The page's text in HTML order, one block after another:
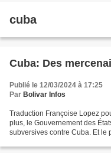
cuba
Cuba: Des
Publié le 12/03/2024 à 17:25
Par Bolivar Infos
Traduction Françoise Lopez
plus, le Gouvernement des
subversives contre Cuba. Et le